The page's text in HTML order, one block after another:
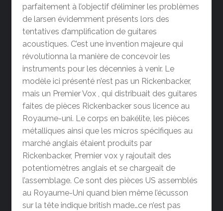
parfaitement à l’objectif d’éliminer les problèmes
de larsen évidemment présents lors des
tentatives d’amplification de guitares
acoustiques. C’est une invention majeure qui
révolutionna la manière de concevoir les
instruments pour les décennies à venir. Le
modèle ici présenté n’est pas un Rickenbacker,
mais un Premier Vox , qui distribuait des guitares
faites de pièces Rickenbacker sous licence au
Royaume-uni. Le corps en bakélite, les pièces
métalliques ainsi que les micros spécifiques au
marché anglais étaient produits par
Rickenbacker, Premier vox y rajoutait des
potentiomètres anglais et se chargeait de
l’assemblage. Ce sont des pièces US assemblés
au Royaume-Uni quand bien même l’écusson
sur la tête indique british made…ce n’est pas